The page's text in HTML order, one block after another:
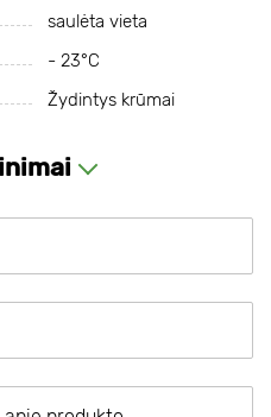
saulėta vieta
- 23°С
Žydintys krūmai